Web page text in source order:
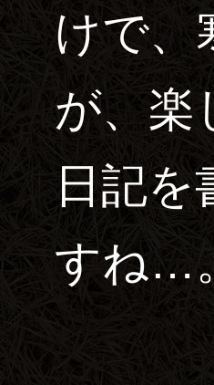
けで、
が、楽
日記を
すね…